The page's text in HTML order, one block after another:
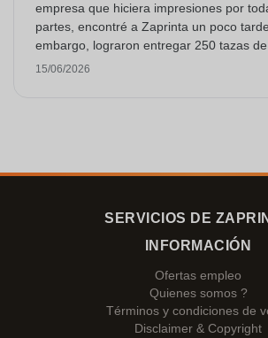
empresa que hiciera impresiones por
partes, encontré a Zaprinta un poco
embargo, lograron entregar 250 tazas de
esmalte con una impresión excelente a
15/06/2026
SERVICIOS DE
INFORMACIÓN
Ofertas empleo
Quienes somos ?
Términos y condiciones de
Disclaimer & Copyright